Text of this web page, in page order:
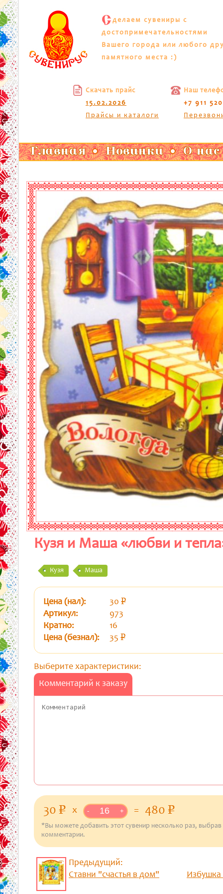
С делаем сувениры с
достопримечательностями
Вашего города или любого
памятного места :)
Скачать прайс
15.02.2026
Прайсы и каталоги
Наш
+7 911
Главная Новинки О нас
Кузя и Маша «любви и
Кузя Маша
Цена (нал): 30 p
Артикул:
973
Кратно:
16
Цена (безнал):
35 p
Выберите характеристики:
Комментарий к заказу
30 p уб.
x - + = 480 p
*Вы можете добавить этот сувенир несколько раз,
комментарии.
Предыдущий:
Ставни "счастья в дом"
Избушка